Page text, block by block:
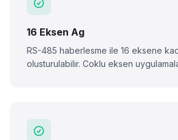
16 Eksen Ag
RS-485 haberlesme ile 16 eksene
olusturulabilir. Coklu eksen